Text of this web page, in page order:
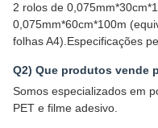
2 rolos de
0,075mm*60cm*100m
folhas A4).Especificações
Q2) Que produtos vende
Somos especializados em
PET e filme adesivo.